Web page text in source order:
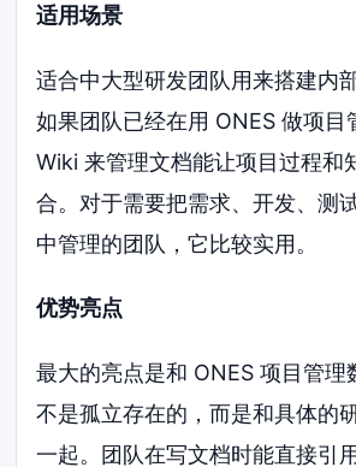
适用场景
适合中大型研发团队用来搭建内
如果团队已经在用 ONES 做项目
Wiki 来管理文档能让项目过程和
合。对于需要把需求、开发、测
中管理的团队，它比较实用。
优势亮点
最大的亮点是和 ONES 项目管理
不是孤立存在的，而是和具体的
一起。团队在写文档时能直接引